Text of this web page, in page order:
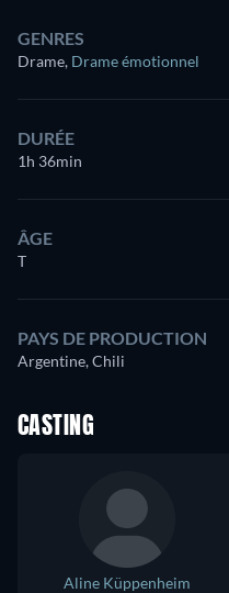
GENRES
Drame, Drame émotionnel
DURÉE
1h 36min
ÂGE
T
PAYS DE PRODUCTION
Argentine, Chili
CASTING
Aline Küppenheim